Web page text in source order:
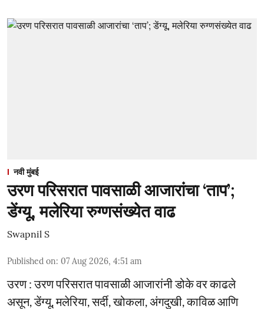
नवी मुंबई
उरण परिसरात पावसाळी आजारांचा ‘ताप’;
डेंग्यू, मलेरिया रुग्णसंख्येत वाढ
Swapnil S
Published on: 07 Aug 2026, 4:51 am
उरण : उरण परिसरात पावसाळी आजारांनी डोके वर काढले
असून, डेंग्यू, मलेरिया, सर्दी, खोकला, अंगदुखी, काविळ आणि